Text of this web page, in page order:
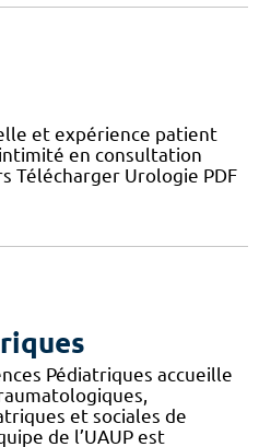
et expérience patient
en consultation
Télécharger Urologie PDF
Pédiatriques accueille
et sociales de
de l’UAUP est